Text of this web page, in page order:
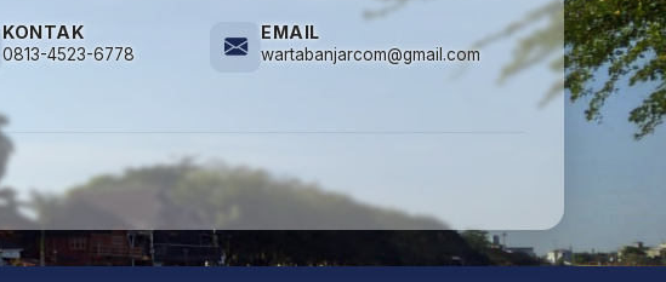
KONTAK
0813-4523-6778
EMAIL
wartabanjarcom@gmail.com